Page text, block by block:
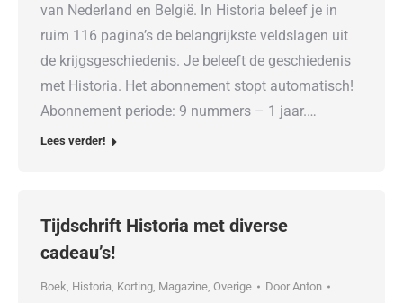
van Nederland en België. In Historia beleef je in
ruim 116 pagina’s de belangrijkste veldslagen uit
de krijgsgeschiedenis. Je beleeft de geschiedenis
met Historia. Het abonnement stopt automatisch!
Abonnement periode: 9 nummers – 1 jaar.…
Lees verder!
Tijdschrift Historia met diverse
cadeau’s!
Boek, Historia, Korting, Magazine, Overige Door Anton